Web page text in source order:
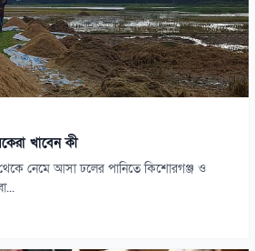
খাবেন কী
নেমে আসা ঢলের পানিতে কিশোরগঞ্জ ও